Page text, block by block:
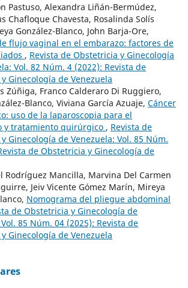
Pastuso, Alexandra Liñán-Bermúdez,
Chafloque Chavesta, Rosalinda Solís
González-Blanco, John Barja-Ore,
flujo vaginal en el embarazo: factores de
, Revista de Obstetricia y Ginecología
Vol. 82 Núm. 4 (2022): Revista de
Ginecología de Venezuela
Zúñiga, Franco Calderaro Di Ruggiero,
Blanco, Viviana García Azuaje, Cáncer
uso de la laparoscopia para el
y tratamiento quirúrgico , Revista de
Ginecología de Venezuela: Vol. 85 Núm.
de Obstetricia y Ginecología de
Rodríguez Mancilla, Marvina Del Carmen
Jeiv Vicente Gómez Marín, Mireya
Nomograma del pliegue abdominal
de Obstetricia y Ginecología de
85 Núm. 04 (2025): Revista de
Ginecología de Venezuela